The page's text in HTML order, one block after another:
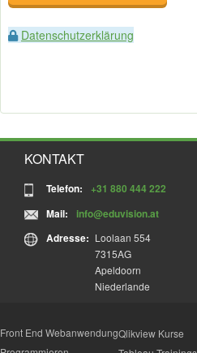
Datenschutzerklärung
KONTAKT
Telefon:
+31 880 444 222
Mail:
info@eduvision.at
Adresse: Loolaan 554
7315AG
Apeldoorn
Niederlande
Front End WebanwendungQlikview Kurse